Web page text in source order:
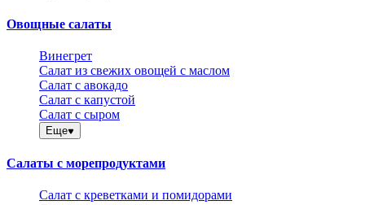
Овощные салаты
Винегрет
Салат из свежих овощей с маслом
Салат с авокадо
Салат с капустой
Салат с сыром
Еще
Салаты с морепродуктами
Салат с креветками и помидорами